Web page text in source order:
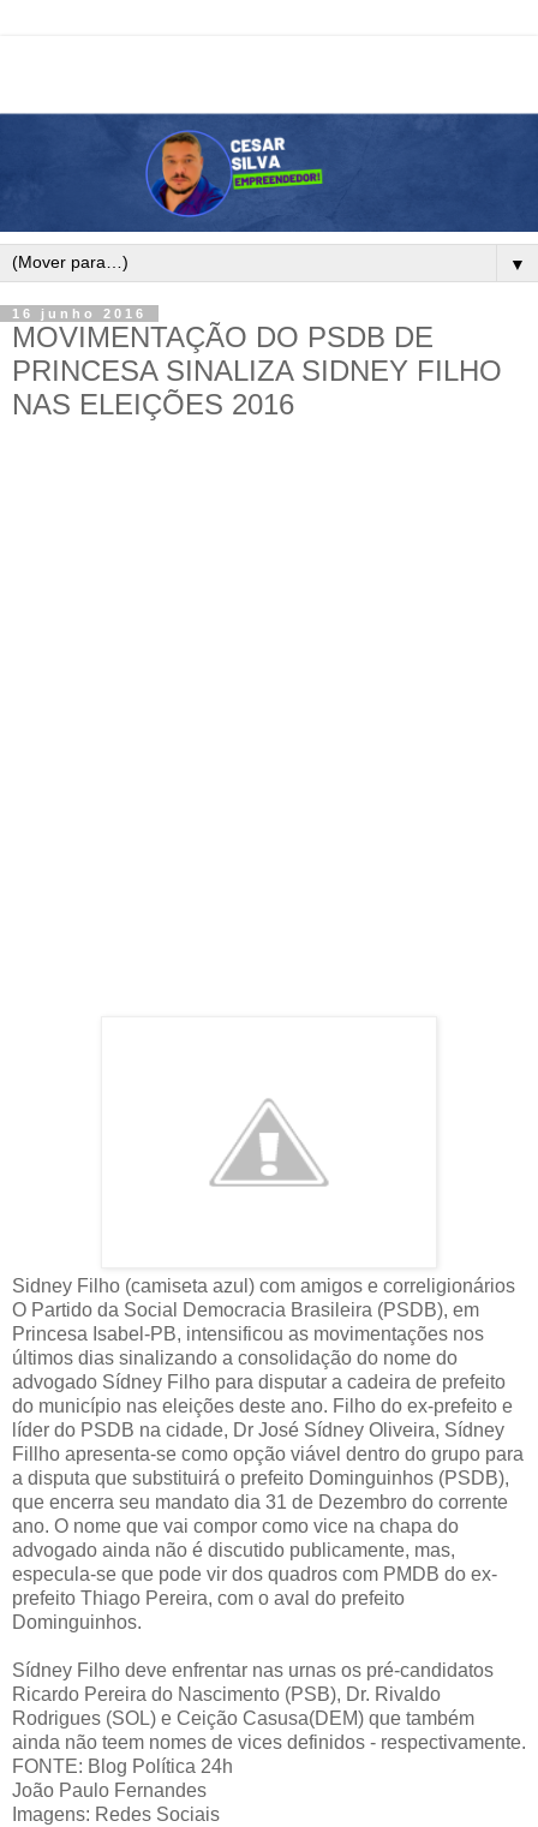
▼
16 junho 2016
MOVIMENTAÇÃO DO PSDB DE
PRINCESA SINALIZA SIDNEY FILHO
NAS ELEIÇÕES 2016
Sidney Filho (camiseta azul) com amigos e correligionários
O Partido da Social Democracia Brasileira (PSDB), em
Princesa Isabel-PB, intensificou as movimentações nos
últimos dias sinalizando a consolidação do nome do
advogado Sídney Filho para disputar a cadeira de prefeito
do município nas eleições deste ano. Filho do ex-prefeito e
líder do PSDB na cidade, Dr José Sídney Oliveira, Sídney
Fillho apresenta-se como opção viável dentro do grupo para
a disputa que substituirá o prefeito Dominguinhos (PSDB),
que encerra seu mandato dia 31 de Dezembro do corrente
ano. O nome que vai compor como vice na chapa do
advogado ainda não é discutido publicamente, mas,
especula-se que pode vir dos quadros com PMDB do ex-
prefeito Thiago Pereira, com o aval do prefeito
Dominguinhos.
Sídney Filho deve enfrentar nas urnas os pré-candidatos
Ricardo Pereira do Nascimento (PSB), Dr. Rivaldo
Rodrigues (SOL) e Ceição Casusa(DEM) que também
ainda não teem nomes de vices definidos - respectivamente.
FONTE: Blog Política 24h
João Paulo Fernandes
Imagens: Redes Sociais